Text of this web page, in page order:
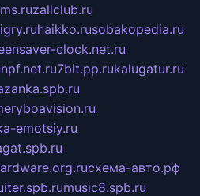
zallclub.ru
haikko.rusobakopedia.ru
clock.net.ru
npf.net.ru7bit.pp.rukalugatur.ru
emotsiy.ru
схема-авто.рф
music8.spb.ru